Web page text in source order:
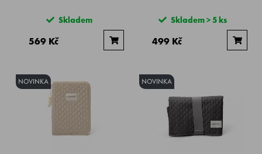
Skladem
569 Kč
Skladem > 5 ks
499 Kč
NOVINKA NOVINKA